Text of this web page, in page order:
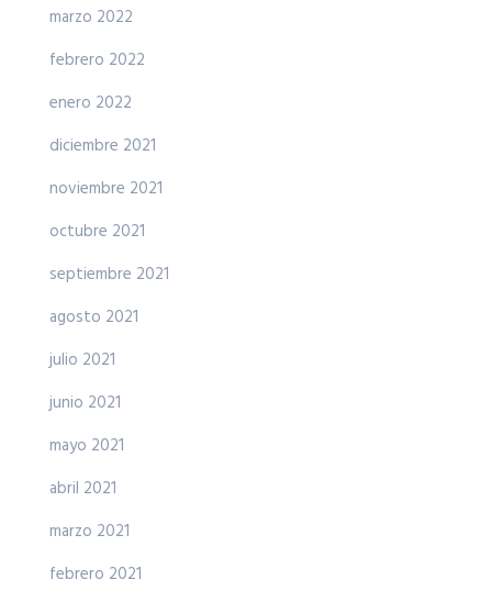
marzo 2022
febrero 2022
enero 2022
diciembre 2021
noviembre 2021
octubre 2021
septiembre 2021
agosto 2021
julio 2021
junio 2021
mayo 2021
abril 2021
marzo 2021
febrero 2021